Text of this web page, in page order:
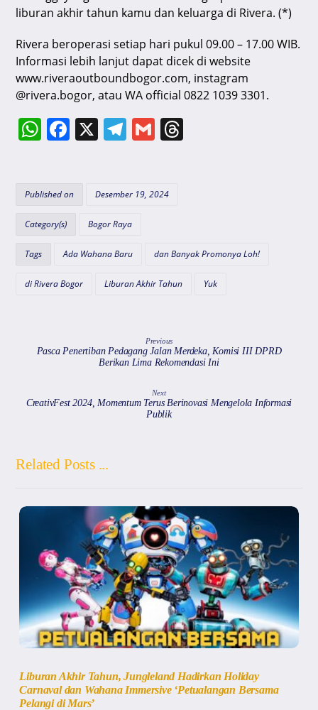
liburan akhir tahun kamu dan keluarga di Rivera. (*)
Rivera beroperasi setiap hari pukul 09.00 – 17.00 WIB.
Informasi lebih lanjut dapat dicek di website
www.riveraoutboundbogor.com, instagram
@rivera.bogor, atau WA official 0822 1039 3301.
W
s
A
p
F
e
o
o
k
X T
gr
a
G
l
Published on Desember 19, 2024
Category(s) Bogor Raya
Tags Ada Wahana Baru dan Banyak Promonya Loh!
di Rivera Bogor Liburan Akhir Tahun Yuk
Previous
Pasca Penertiban Pedagang Jalan Merdeka, Komisi III DPRD
Berikan Lima Rekomendasi Ini
Next
CreativFest 2024, Momentum Terus Berinovasi Mengelola Informasi
Publik
Related Posts ...
Liburan Akhir Tahun, Jungleland Hadirkan Holiday
Carnaval dan Wahana Immersive ‘Petualangan Bersama
Pelangi di Mars’